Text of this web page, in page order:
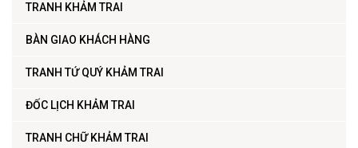
TRANH KHẢM TRAI
BÀN GIAO KHÁCH HÀNG
TRANH TỨ QUÝ KHẢM TRAI
ĐỐC LỊCH KHẢM TRAI
TRANH CHỮ KHẢM TRAI